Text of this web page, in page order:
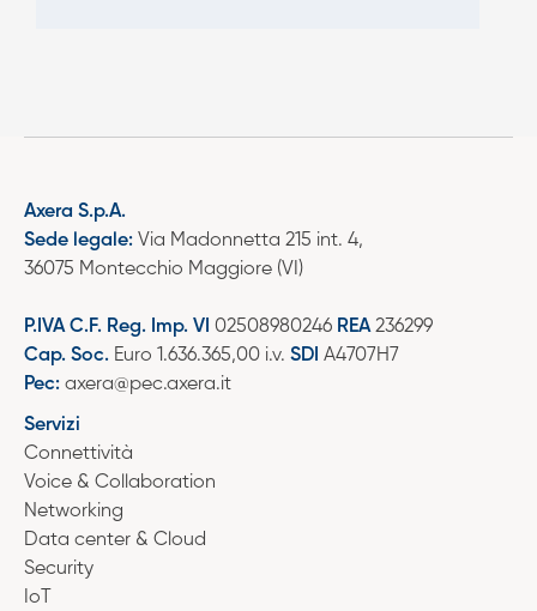
Axera S.p.A.
Sede legale: Via Madonnetta 215 int. 4,
36075 Montecchio Maggiore (VI)
P.IVA C.F. Reg. Imp. VI 02508980246 REA236299
Cap. Soc. Euro 1.636.365,00 i.v. SDI A4707H7
Pec: axera@pec.axera.it
Servizi
Connettività
Voice & Collaboration
Networking
Data center & Cloud
Security
IoT